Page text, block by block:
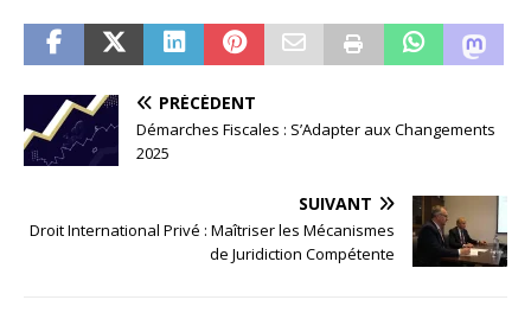
PRÉCÉDENT
Démarches Fiscales : S’Adapter aux Changements
2025
SUIVANT
Droit International Privé : Maîtriser les Mécanismes
de Juridiction Compétente